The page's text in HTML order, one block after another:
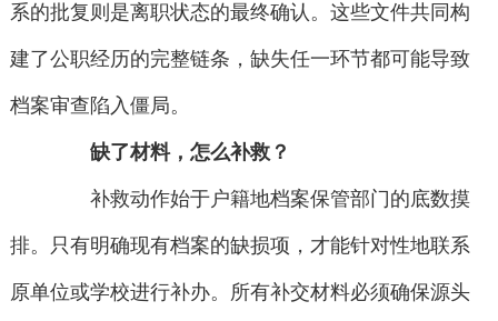
系的批复则是离职状态的最终确认。这些文件共同构
建了公职经历的完整链条，缺失任一环节都可能导致
档案审查陷入僵局。
缺了材料，怎么补救？
补救动作始于户籍地档案保管部门的底数摸
排。只有明确现有档案的缺损项，才能针对性地联系
原单位或学校进行补办。所有补交材料必须确保源头